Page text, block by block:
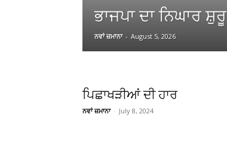
ਭਾਜਪਾ ਦਾ ਨਿਘਾਰ ਸ਼ੁਰੂ
ਨਵਾਂ ਜ਼ਮਾਨਾ - August 5, 2026
ਪਿਛਾਖੜੀਆਂ ਦੀ ਹਾਰ
ਨਵਾਂ ਜ਼ਮਾਨਾ - July 8, 2024